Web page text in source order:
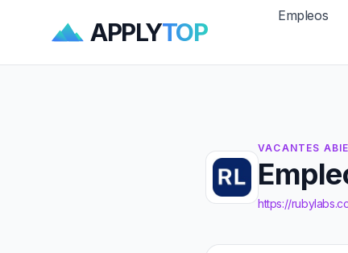
APPLYTOP
Empleos
VACANTES
https://